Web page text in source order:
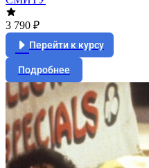
3 790 ₽
Перейти к курсу
Подробнее